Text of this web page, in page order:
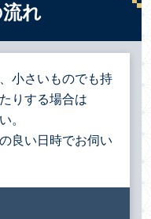
れ
小さいものでも持
りする場合は
。
良い日時でお伺い